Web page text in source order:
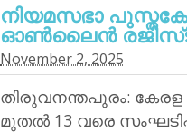
നിയമസഭാ
ഓണ്‍ലൈന്‍
November 2, 2025
തിരുവനന്തപുരം: കേരള
മുതല്‍ 13 വരെ